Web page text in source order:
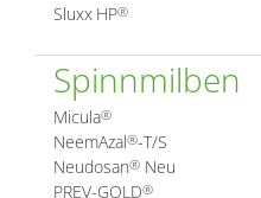
Sluxx HP®
Spinnmilben
Micula®
NeemAzal®-T/S
Neudosan®Neu
PREV-GOLD®